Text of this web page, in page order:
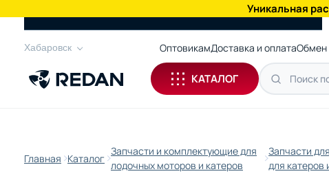
Уникальная
Хабаровск ОптовикамДоставка и оплатаОбмен
КАТАЛОГ
Главная Каталог
Запчасти и комплектующие для
лодочных моторов и катеров
Запчасти
для катеров